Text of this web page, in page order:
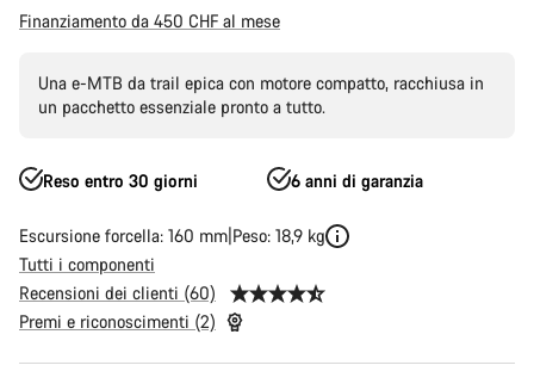
Finanziamento da 450 CHF al mese
Una e-MTB da trail epica con motore compatto, racchiusa in
un pacchetto essenziale pronto a tutto.
Reso entro 30 giorni 6 anni di garanzia
Escursione forcella: 160 mm Peso: 18,9 kg
Tutti i componenti
Recensioni dei clienti (60)
Premi e riconoscimenti (2)